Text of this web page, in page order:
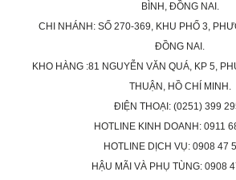
BÌNH, ĐỒNG NAI.
CHI NHÁNH: SỐ 270-369, KHU PHỐ 3,
ĐỒNG NAI.
KHO HÀNG :81 NGUYỄN VĂN QUÁ, KP 5,
THUẬN, HỒ CHÍ MINH.
ĐIỆN THOẠI: (0251) 399
HOTLINE KINH DOANH: 0911
HOTLINE DỊCH VỤ: 0908 47
HẬU MÃI VÀ PHỤ TÙNG: 0908